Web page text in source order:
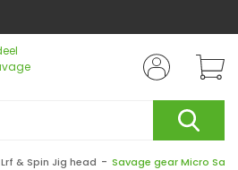
Lrf & Spin Jig head Savage gear Micro